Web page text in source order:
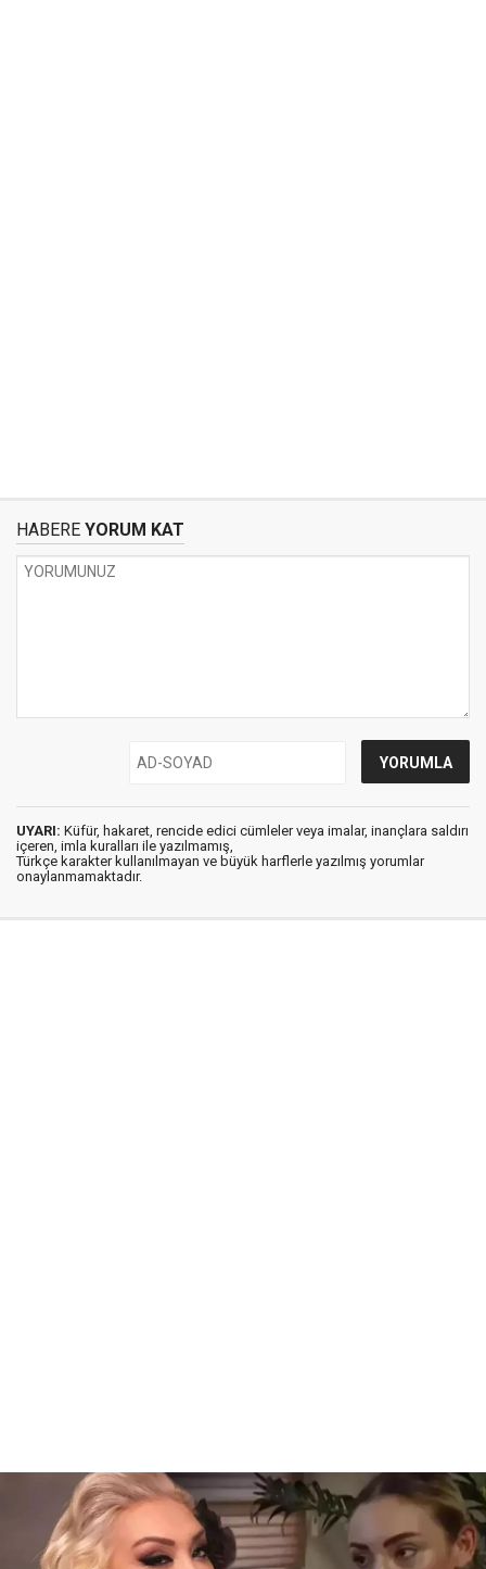
HABERE YORUM KAT
UYARI: Küfür, hakaret, rencide edici cümleler veya imalar, inançlara saldırı
içeren, imla kuralları ile yazılmamış,
Türkçe karakter kullanılmayan ve büyük harflerle yazılmış yorumlar
onaylanmamaktadır.